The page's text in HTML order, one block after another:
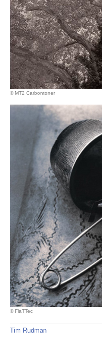
© MT2 Carbontoner
© FlaTTec
Tim Rudman